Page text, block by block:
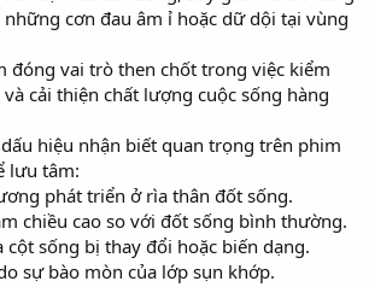
cơn đau âm ỉ hoặc dữ dội tại vùng
đóng vai trò then chốt trong việc kiểm
cải thiện chất lượng cuộc sống hàng
hiệu nhận biết quan trọng trên phim
lưu tâm:
phát triển ở rìa thân đốt sống.
chiều cao so với đốt sống bình thường.
sống bị thay đổi hoặc biến dạng.
sự bào mòn của lớp sụn khớp.